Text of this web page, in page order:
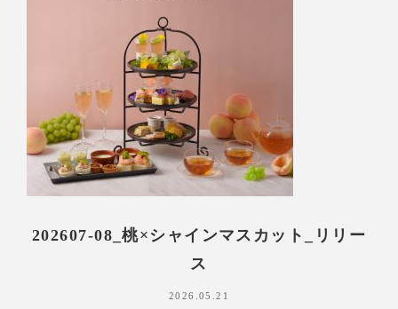
202607-08_桃×シャインマスカット_リリー
ス
2026.05.21